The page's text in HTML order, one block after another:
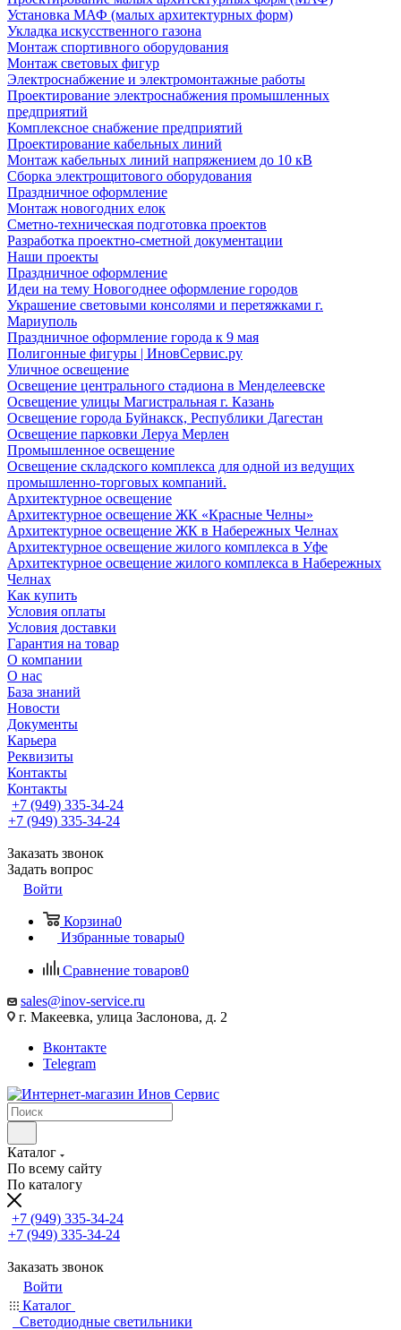
Установка МАФ (малых архитектурных форм)
Укладка искусственного газона
Монтаж спортивного оборудования
Монтаж световых фигур
Электроснабжение и электромонтажные работы
Проектирование электроснабжения промышленных
предприятий
Комплексное снабжение предприятий
Проектирование кабельных линий
Монтаж кабельных линий напряжением до 10 кВ
Сборка электрощитового оборудования
Праздничное оформление
Монтаж новогодних елок
Сметно-техническая подготовка проектов
Разработка проектно-сметной документации
Наши проекты
Праздничное оформление
Идеи на тему Новогоднее оформление городов
Украшение световыми консолями и перетяжками г.
Мариуполь
Праздничное оформление города к 9 мая
Полигонные фигуры | ИновСервис.ру
Уличное освещение
Освещение центрального стадиона в Менделеевске
Освещение улицы Магистральная г. Казань
Освещение города Буйнакск, Республики Дагестан
Освещение парковки Леруа Мерлен
Промышленное освещение
Освещение складского комплекса для одной из ведущих
промышленно-торговых компаний.
Архитектурное освещение
Архитектурное освещение ЖК «Красные Челны»
Архитектурное освещение ЖК в Набережных Челнах
Архитектурное освещение жилого комплекса в Уфе
Архитектурное освещение жилого комплекса в Набережных
Челнах
Как купить
Условия оплаты
Условия доставки
Гарантия на товар
О компании
О нас
База знаний
Новости
Документы
Карьера
Реквизиты
Контакты
Контакты
+7 (949) 335-34-24
+7 (949) 335-34-24
Заказать звонок
Задать вопрос
Войти
Корзина0
Избранные товары0
Сравнение товаров0
sales@inov-service.ru
г. Макеевка, улица Заслонова, д. 2
Вконтакте
Telegram
Каталог
По всему сайту
По каталогу
+7 (949) 335-34-24
+7 (949) 335-34-24
Заказать звонок
Войти
Каталог
Светодиодные светильники